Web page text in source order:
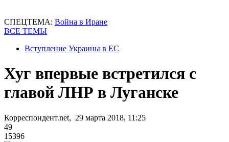
СПЕЦТЕМА: Война в Иране
ВСЕ ТЕМЫ
Вступление Украины в ЕС
Хуг впервые встретился с
главой ЛНР в Луганске
Корреспондент.net, 29 марта 2018, 11:25
49
15396